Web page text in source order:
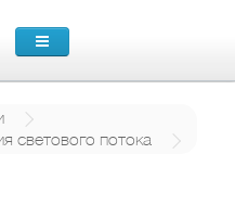
светового потока